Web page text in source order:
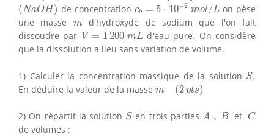
(NaOH)
(NaOH) de concentrationcb = 5 ⋅ 10−2 mol/L on pèse
une masse
m
md'hydroxyde de sodium que l'on fait
dissoudre par V = 1 200 mL
V= 200mL
d'eau pure. On considère
que la dissolution a lieu sans variation de volume.
1) Calculer la concentration massique de la solution S.
S.
En déduire la valeur de la masse m (2 pts)
m ( pts)
2) On répartit la solution S
S en trois partiesA , B
A et C
C
de volumes :